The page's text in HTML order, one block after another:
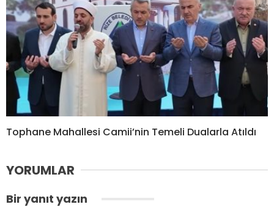
Tophane Mahallesi Camii’nin Temeli Dualarla Atıldı
YORUMLAR
Bir yanıt yazın